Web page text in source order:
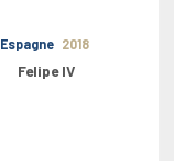
Espagne 2018
Felipe IV